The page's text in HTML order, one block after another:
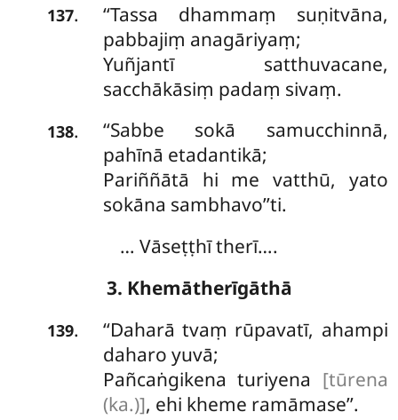
137. ‘‘Tassa dhammaṃ suṇitvāna,
pabbajiṃ anagāriyaṃ;
Yuñjantī satthuvacane,
sacchākāsiṃ padaṃ sivaṃ.
138.
‘‘Sabbe sokā samucchinnā,
pahīnā etadantikā;
Pariññātā hi me vatthū, yato
sokāna sambhavo’’ti.
… Vāseṭṭhī therī….
3. Khemātherīgāthā
139.
‘‘Daharā tvaṃ rūpavatī, ahampi
daharo yuvā;
Pañcaṅgikena turiyena [tūrena
(ka.)], ehi kheme ramāmase’’.